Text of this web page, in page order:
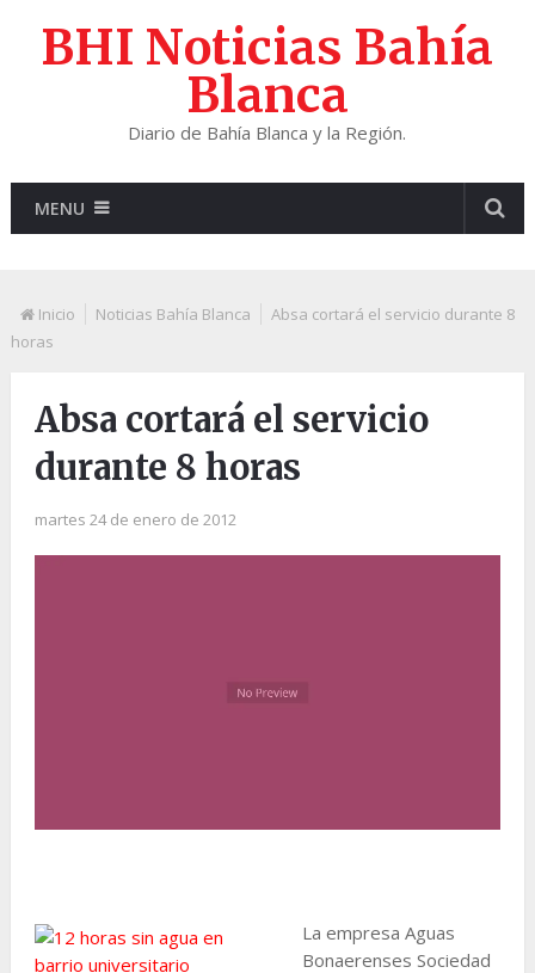
BHI Noticias Bahía
Blanca
Diario de Bahía Blanca y la Región.
MENU
Inicio Noticias Bahía Blanca
Absa cortará el servicio durante 8
horas
Absa cortará el servicio
durante 8 horas
martes 24 de enero de 2012
La empresa Aguas
Bonaerenses Sociedad